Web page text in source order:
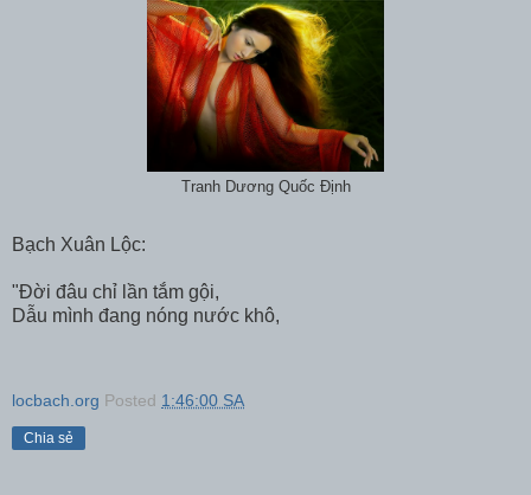
Tranh Dương Quốc Định
Bạch Xuân Lộc:
"Đời đâu chỉ lần tắm gội,
Dẫu mình đang nóng nước khô,
locbach.org Posted 1:46:00 SA
Chia sẻ